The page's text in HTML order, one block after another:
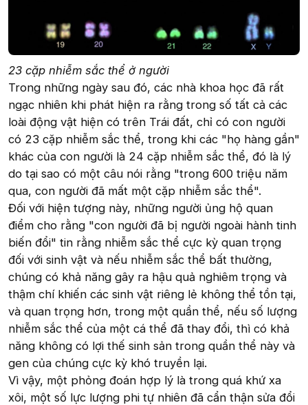
23 cặp nhiễm sắc thể ở người
Trong những ngày sau đó, các nhà khoa học đã rất
ngạc nhiên khi phát hiện ra rằng trong số tất cả các
loài động vật hiện có trên Trái đất, chỉ có con người
có 23 cặp nhiễm sắc thể, trong khi các "họ hàng gần"
khác của con người là 24 cặp nhiễm sắc thể, đó là lý
do tại sao có một câu nói rằng "trong 600 triệu năm
qua, con người đã mất một cặp nhiễm sắc thể".
Đối với hiện tượng này, những người ủng hộ quan
điểm cho rằng "con người đã bị người ngoài hành tinh
biến đổi" tin rằng nhiễm sắc thể cực kỳ quan trọng
đối với sinh vật và nếu nhiễm sắc thể bất thường,
chúng có khả năng gây ra hậu quả nghiêm trọng và
thậm chí khiến các sinh vật riêng lẻ không thể tồn tại,
và quan trọng hơn, trong một quần thể, nếu số lượng
nhiễm sắc thể của một cá thể đã thay đổi, thì có khả
năng không có lợi thế sinh sản trong quần thể này và
gen của chúng cực kỳ khó truyền lại.
Vì vậy, một phỏng đoán hợp lý là trong quá khứ xa
xôi, một số lực lượng phi tự nhiên đã cẩn thận sửa đổi